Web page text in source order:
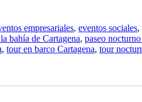
empresariales, eventos sociales,
bahía de Cartagena, paseo
, tour en barco Cartagena, tour